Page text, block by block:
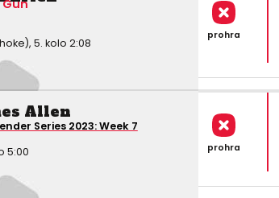
5. kolo 2:08
prohra
Allen
Series 2023: Week 7
5:00
prohra